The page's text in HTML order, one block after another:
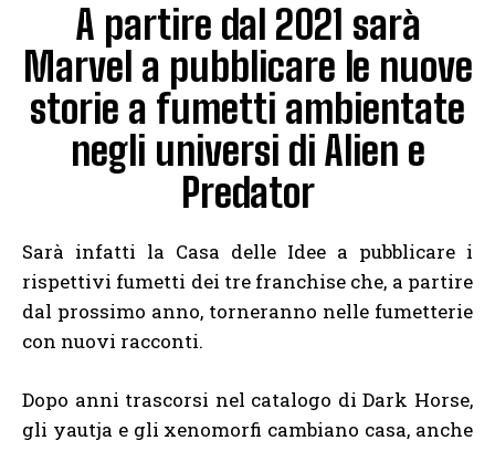
A partire dal 2021 sarà
Marvel a pubblicare le nuove
storie a fumetti ambientate
negli universi di Alien e
Predator
Sarà infatti la Casa delle Idee a pubblicare i
rispettivi fumetti dei tre franchise che, a partire
dal prossimo anno, torneranno nelle fumetterie
con nuovi racconti.
Dopo anni trascorsi nel catalogo di Dark Horse,
gli yautja e gli xenomorfi cambiano casa, anche